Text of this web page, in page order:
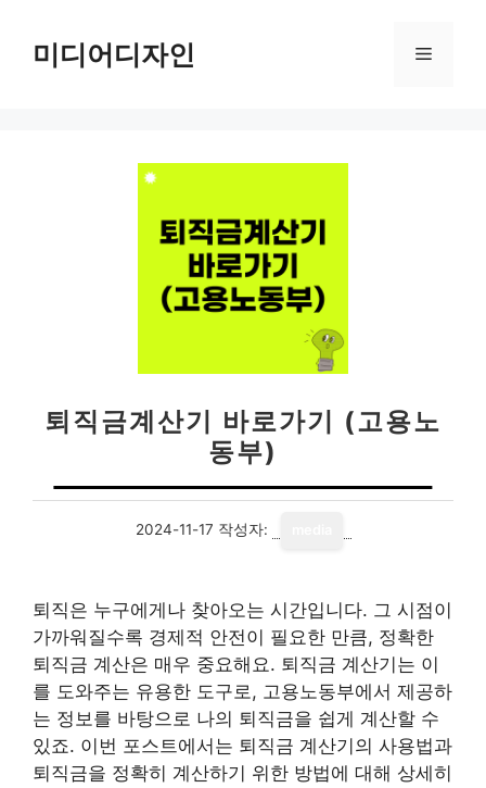
미디어디자인 메
퇴직금계산기 바로가기 (고용노
동부)
2024-11-17 작성자:
퇴직은 누구에게나 찾아오는 시간입니다. 그 시점이
가까워질수록 경제적 안전이 필요한 만큼, 정확한
퇴직금 계산은 매우 중요해요. 퇴직금 계산기는 이
를 도와주는 유용한 도구로, 고용노동부에서 제공하
는 정보를 바탕으로 나의 퇴직금을 쉽게 계산할 수
있죠. 이번 포스트에서는 퇴직금 계산기의 사용법과
퇴직금을 정확히 계산하기 위한 방법에 대해 상세히